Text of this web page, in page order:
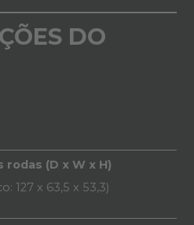
DO
(D x W x H)
127 x 63,5 x 53,3)